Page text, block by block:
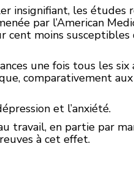
insignifiant, les
par l’American
moins susceptibles
une fois tous les
comparativement
et l’anxiété.
travail, en partie par
à cet effet.